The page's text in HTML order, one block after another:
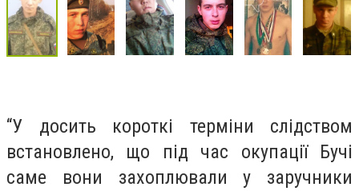
“У досить короткі терміни слідством
встановлено, що під час окупації Бучі
саме вони захоплювали у заручники